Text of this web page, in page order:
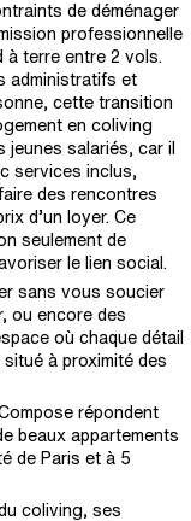
de déménager
professionnelle
à terre entre 2 vols.
administratifs et
cette transition
en coliving
jeunes salariés, car il
services inclus,
des rencontres
d’un loyer. Ce
seulement de
le lien social.
sans vous soucier
ou encore des
où chaque détail
à proximité des
répondent
beaux appartements
de Paris et à 5
coliving, ses